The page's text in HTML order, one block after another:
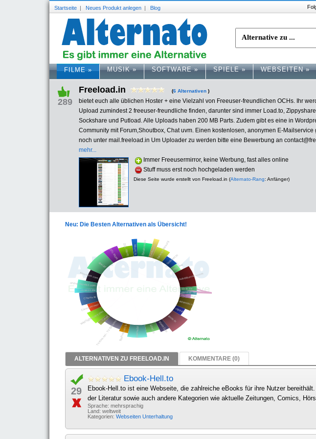
Startseite | Neues Produkt anlegen | Blog
FILME» MUSIK» SOFTWARE» SPIELE» WEBSEITEN»
289
Freeload.in (6 Alternativen )
bietet euch alle üblichen Hoster + eine Vielzahl von Freeuser-freundlichen OCHs. Ihr
Upload zumindest 2 freeuser-freundliche finden, darunter sind immer Load.to,
Sockshare und Putload. Alle Uploads haben 200 MB Parts. Zudem gibt es eine in
Community mit Forum,Shoutbox, Chat uvm. Einen kostenlosen, anonymen E-Mailservice
noch unter mail.freeload.in Um Uploader zu werden bitte eine Bewerbung an
mehr...
Immer Freeusermirror, keine Werbung, fast alles online
Stuff muss erst noch hochgeladen werden
Diese Seite wurde erstellt von Freeload.in (Alternato-Rang: Anfänger)
Neu: Die Besten Alternativen als Übersicht!
ALTERNATIVEN ZU FREELOAD.IN KOMMENTARE (0)
29
Ebook-Hell.to
Ebook-Hell.to ist eine Webseite, die zahlreiche eBooks für ihre Nutzer
der Literatur sowie auch andere Kategorien wie aktuelle Zeitungen, Comics,
Sprache: mehrsprachig
Land: weltweit
Kategorien: Webseiten Unterhaltung